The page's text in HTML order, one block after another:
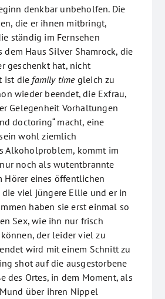
denkbar unbeholfen. Die
die er ihnen mitbringt,
ständig im Fernsehen
dem Haus Silver Shamrock, die
geschenkt hat, nicht
ist die family timegleich zu
wieder beendet, die Exfrau,
Gelegenheit Vorhaltungen
doctoring“ macht, eine
wohl ziemlich
Alkoholproblem, kommt im
noch als wutentbrannte
Hörer eines öffentlichen
die viel jüngere Ellie und er in
haben sie erst einmal so
Sex, wie ihn nur frisch
der leider viel zu
wird mit einem Schnitt zu
shot auf die ausgestorbene
des Ortes, in dem Moment, als
über ihren Nippel